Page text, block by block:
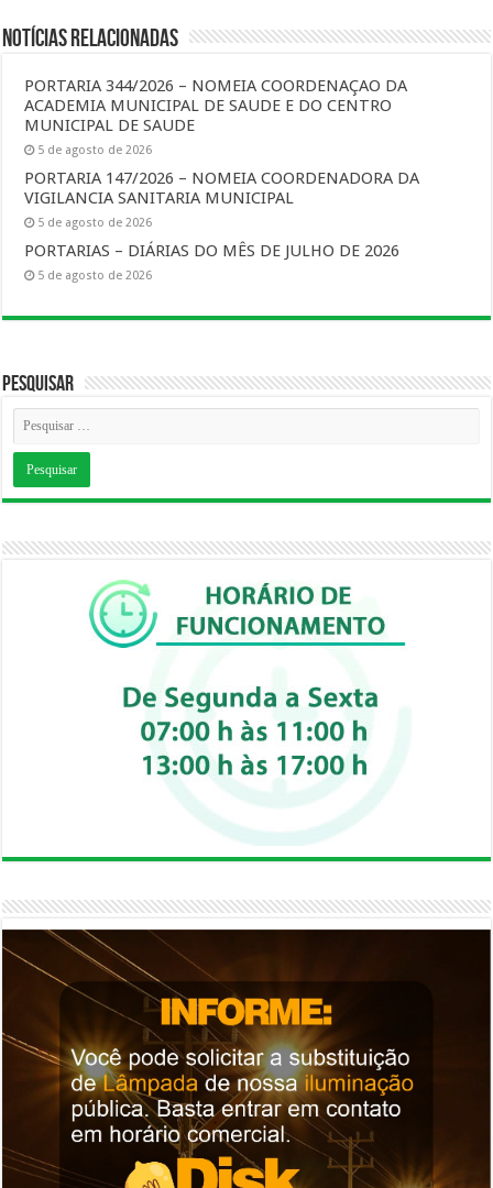
Notícias Relacionadas
PORTARIA 344/2026 – NOMEIA COORDENAÇAO DA
ACADEMIA MUNICIPAL DE SAUDE E DO CENTRO
MUNICIPAL DE SAUDE
5 de agosto de 2026
PORTARIA 147/2026 – NOMEIA COORDENADORA DA
VIGILANCIA SANITARIA MUNICIPAL
5 de agosto de 2026
PORTARIAS – DIÁRIAS DO MÊS DE JULHO DE 2026
5 de agosto de 2026
Pesquisar